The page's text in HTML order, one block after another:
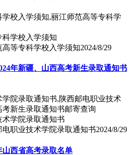
学校入学须知,丽江师范高等专科学
高等专科学校入学须知2024/8/29
年新疆、山西高考新生录取通知书
学院录取通知书,陕西邮电职业技术
新生录取通知书邮寄查询
电职业技术学院录取通知书2024/8/29
山西省高考录取名单